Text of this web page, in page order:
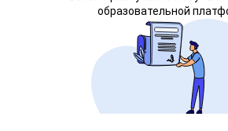
образовательной